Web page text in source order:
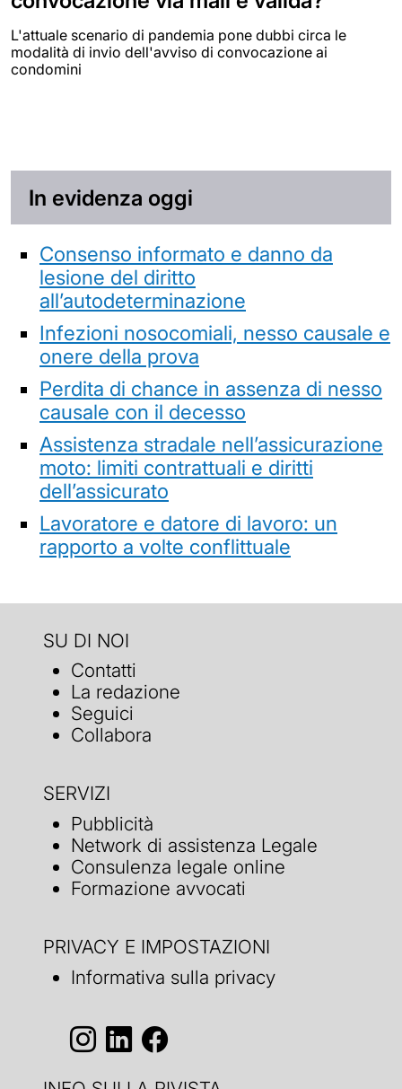
L'attuale scenario di pandemia pone dubbi circa le
modalità di invio dell'avviso di convocazione ai
condomini
In evidenza oggi
Consenso informato e danno da
lesione del diritto
all’autodeterminazione
Infezioni nosocomiali, nesso causale e
onere della prova
Perdita di chance in assenza di nesso
causale con il decesso
Assistenza stradale nell’assicurazione
moto: limiti contrattuali e diritti
dell’assicurato
Lavoratore e datore di lavoro: un
rapporto a volte conflittuale
SU DI NOI
Contatti
La redazione
Seguici
Collabora
SERVIZI
Pubblicità
Network di assistenza Legale
Consulenza legale online
Formazione avvocati
PRIVACY E IMPOSTAZIONI
Informativa sulla privacy